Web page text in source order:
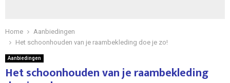
Home
Aanbiedingen
Het schoonhouden van je raambekleding doe je zo!
Aanbiedingen
Het schoonhouden van je raambekleding